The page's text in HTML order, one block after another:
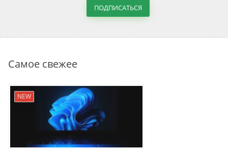
ПОДПИСАТЬСЯ
Самое свежее
NEW